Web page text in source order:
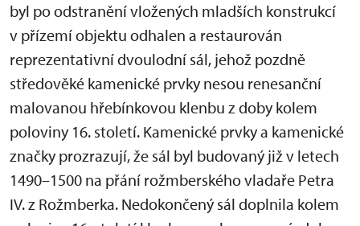
byl po odstranění vložených mladších konstrukcí
v přízemí objektu odhalen a restaurován
reprezentativní dvoulodní sál, jehož pozdně
středověké kamenické prvky nesou renesanční
malovanou hřebínkovou klenbu z doby kolem
poloviny 16. století. Kamenické prvky a kamenické
značky prozrazují, že sál byl budovaný již v letech
1490–1500 na přání rožmberského vladaře Petra
IV. z Rožmberka. Nedokončený sál doplnila kolem